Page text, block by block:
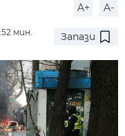
A+ A-
мин.
Запази